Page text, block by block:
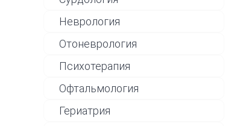
Неврология
Отоневрология
Психотерапия
Офтальмология
Гериатрия